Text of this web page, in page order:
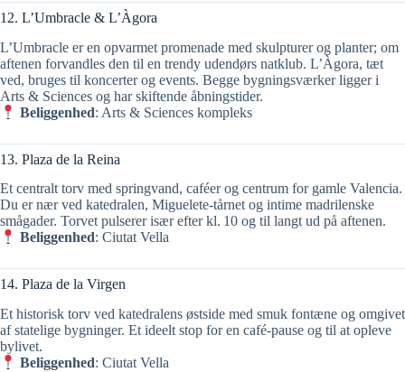
12. L’Umbracle & L’Àgora
L’Umbracle er en opvarmet promenade med skulpturer og planter; om
aftenen forvandles den til en trendy udendørs natklub. L’Àgora, tæt
ved, bruges til koncerter og events. Begge bygningsværker ligger i
Arts & Sciences og har skiftende åbningstider.
Beliggenhed: Arts & Sciences kompleks
13. Plaza de la Reina
Et centralt torv med springvand, caféer og centrum for gamle Valencia.
Du er nær ved katedralen, Miguelete-tårnet og intime madrilenske
smågader. Torvet pulserer især efter kl. 10 og til langt ud på aftenen.
Beliggenhed: Ciutat Vella
14. Plaza de la Virgen
Et historisk torv ved katedralens østside med smuk fontæne og omgivet
af statelige bygninger. Et ideelt stop for en café-pause og til at opleve
bylivet.
Beliggenhed: Ciutat Vella